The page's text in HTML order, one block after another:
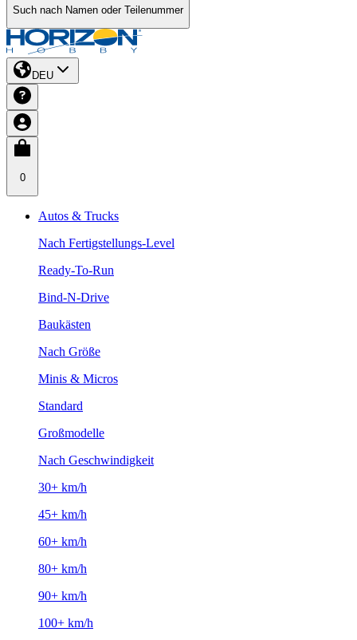
Such nach Namen oder Teilenummer
DEU
0
Autos & Trucks
Nach Fertigstellungs-Level
Ready-To-Run
Bind-N-Drive
Baukästen
Nach Größe
Minis & Micros
Standard
Großmodelle
Nach Geschwindigkeit
30+ km/h
45+ km/h
60+ km/h
80+ km/h
90+ km/h
100+ km/h